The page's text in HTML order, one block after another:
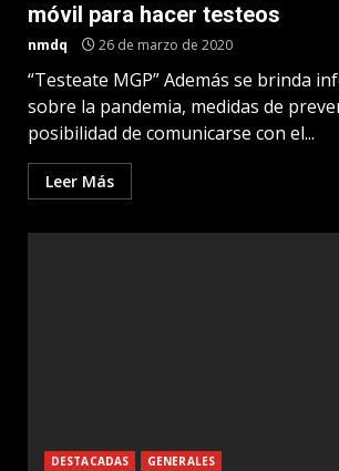
móvil para hacer testeos
nmdq 26 de marzo de 2020
“Testeate MGP” Además se brinda
sobre la pandemia, medidas de
posibilidad de comunicarse con el...
Leer Más
DESTACADAS GENERALES